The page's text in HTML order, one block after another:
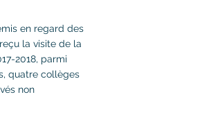
en regard des
la visite de la
2018, parmi
quatre collèges
non